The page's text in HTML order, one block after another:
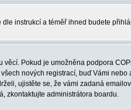
dle instrukcí a téměř ihned budete
Pokud je umožněna podpora
nových registrací, buď Vámi
ujistěte se, že vámi zadaná
zkontaktujte administrátora boardu.